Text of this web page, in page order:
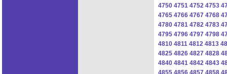
4750 4751 4752 4753
4765 4766 4767 4768
4780 4781 4782 4783
4795 4796 4797 4798
4810 4811 4812 4813
4825 4826 4827 4828
4840 4841 4842 4843
4855 4856 4857 4858